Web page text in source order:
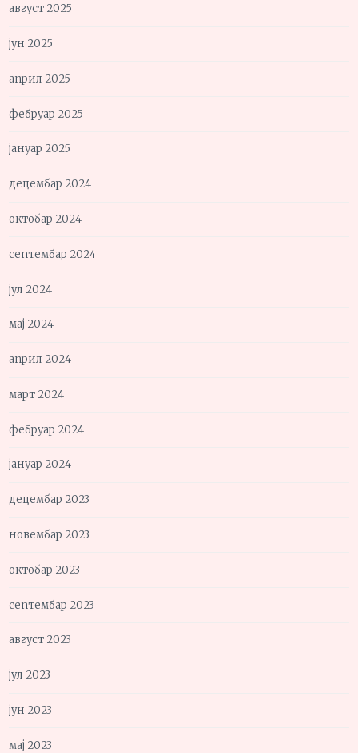
август 2025
јун 2025
април 2025
фебруар 2025
јануар 2025
децембар 2024
октобар 2024
септембар 2024
јул 2024
мај 2024
април 2024
март 2024
фебруар 2024
јануар 2024
децембар 2023
новембар 2023
октобар 2023
септембар 2023
август 2023
јул 2023
јун 2023
мај 2023